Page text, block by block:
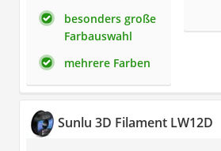
besonders große
Farbauswahl
mehrere Farben
Sunlu 3D Filament LW12D